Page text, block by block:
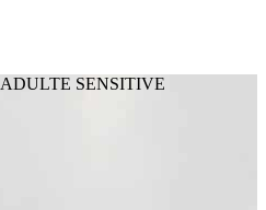
SENSITIVE